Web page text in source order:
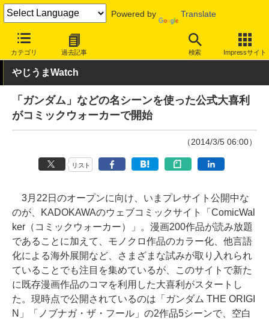
Powered by Translate
カテゴリ 過去記事 検索 Impressサイト
INTERNET Watch トピック
やじうまWatch
「ガンダム」などの名シーンを使った公式大喜利
がコミックウォーカーで開始
（2014/3/5 06:00）
リスト
3月22日のオープンに向け、いまプレサイト公開中な
のが、KADOKAWAのウェブコミックサイト「ComicWal
ker（コミックウォーカー）」。漫画200作品が読み放題
であることに加えて、モノクロ作品のカラー化、他言語
化による海外展開など、さまざまな試みが取り入れられ
ていることでも注目を集めているが、このサイトで新た
に既存漫画作品のコマを利用した大喜利がスタートし
た。現時点で公開されているのは「ガンダム THE ORIGI
N」「ノブナガ・ザ・フール」の2作品5シーンで、空白